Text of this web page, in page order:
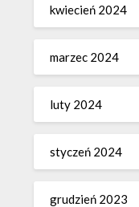
kwiecień 2024
marzec 2024
luty 2024
styczeń 2024
grudzień 2023